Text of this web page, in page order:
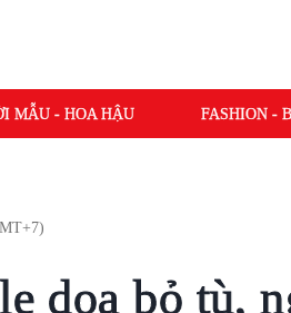
MẪU - HOA HẬU FASHION -
dọa bỏ tù,